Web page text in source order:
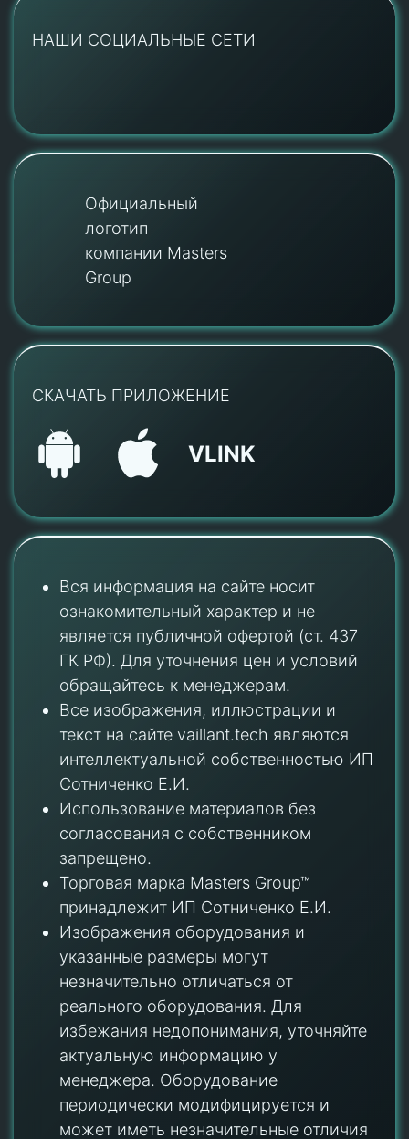
НАШИ СОЦИАЛЬНЫЕ СЕТИ
Официальный
логотип
компании Masters
Group
СКАЧАТЬ ПРИЛОЖЕНИЕ
VLINK
Вся информация на сайте носит
ознакомительный характер и не
является публичной офертой (ст. 437
ГК РФ). Для уточнения цен и условий
обращайтесь к менеджерам.
Все изображения, иллюстрации и
текст на сайте vaillant.tech являются
интеллектуальной собственностью ИП
Сотниченко Е.И.
Использование материалов без
согласования с собственником
запрещено.
Торговая марка Masters Group™
принадлежит ИП Сотниченко Е.И.
Изображения оборудования и
указанные размеры могут
незначительно отличаться от
реального оборудования. Для
избежания недопонимания, уточняйте
актуальную информацию у
менеджера. Оборудование
периодически модифицируется и
может иметь незначительные отличия